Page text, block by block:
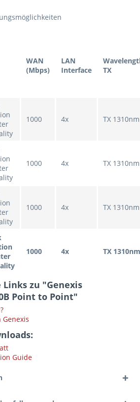
WAN
(Mbps)
LAN
Interface
TX
1000 4x TX 1310nm
1000 4x TX 1310nm
1000 4x TX 1310nm
1000 4x TX 1310nm
zu "Genexis
Point to Point"
Guide